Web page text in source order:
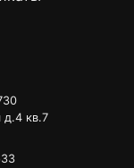
д.4 кв.7